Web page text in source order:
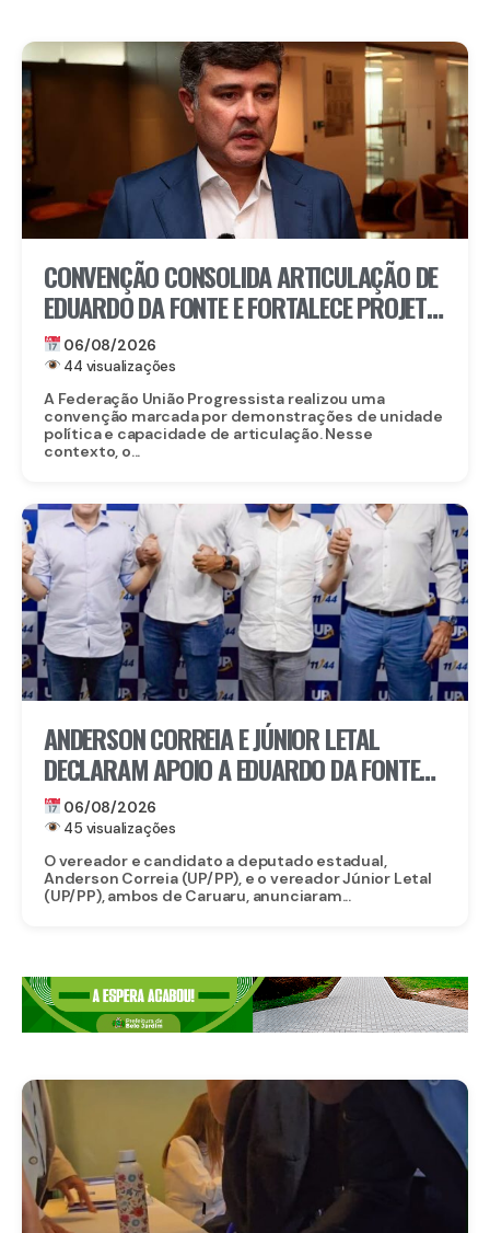
CONVENÇÃO CONSOLIDA ARTICULAÇÃO DE
EDUARDO DA FONTE E FORTALECE PROJETO
PARA O SENADO
06/08/2026
44 visualizações
A Federação União Progressista realizou uma
convenção marcada por demonstrações de unidade
política e capacidade de articulação. Nesse
contexto, o...
ANDERSON CORREIA E JÚNIOR LETAL
DECLARAM APOIO A EDUARDO DA FONTE
PARA O SENADO E LULA DA FONTE PARA
DEPUTADO FEDERAL
06/08/2026
45 visualizações
O vereador e candidato a deputado estadual,
Anderson Correia (UP/PP), e o vereador Júnior Letal
(UP/PP), ambos de Caruaru, anunciaram...